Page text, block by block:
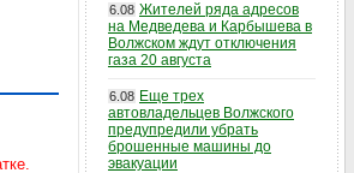
6.08 Жителей ряда адресов
на Медведева и Карбышева в
Волжском ждут отключения
газа 20 августа
6.08 Еще трех
автовладельцев Волжского
предупредили убрать
брошенные машины до
эвакуации